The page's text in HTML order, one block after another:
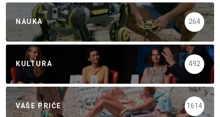
NAUKA 264
KULTURA 492
VAŠE PRIČE 1614